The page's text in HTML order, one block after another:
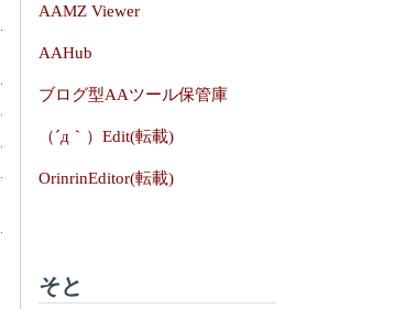
AAMZ Viewer
AAHub
ブログ型AAツール保管庫
（´д｀）Edit(転載)
OrinrinEditor(転載)
そと